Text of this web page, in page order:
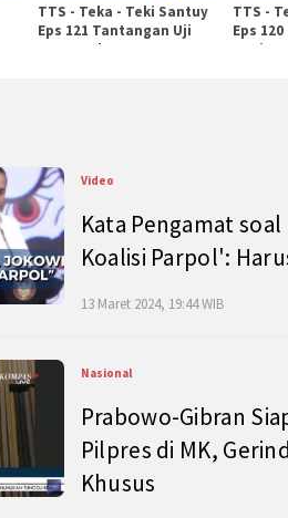
TTS - Teka - Teki Santuy
Eps 121 Tantangan Uji
Pengetahuan
TTS -
Eps
Video
Kata Pengamat
Koalisi Parpol':
13 Maret 2024, 19:44 WIB
Nasional
Prabowo-Gibran
Pilpres di MK,
Khusus